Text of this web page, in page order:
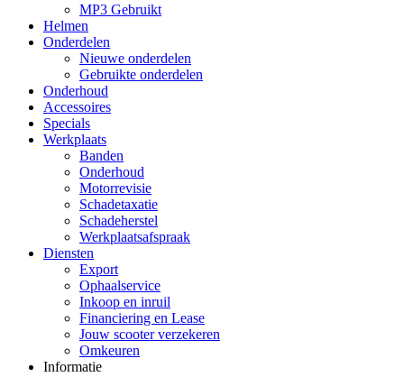
MP3 Gebruikt
Helmen
Onderdelen
Nieuwe onderdelen
Gebruikte onderdelen
Onderhoud
Accessoires
Specials
Werkplaats
Banden
Onderhoud
Motorrevisie
Schadetaxatie
Schadeherstel
Werkplaatsafspraak
Diensten
Export
Ophaalservice
Inkoop en inruil
Financiering en Lease
Jouw scooter verzekeren
Omkeuren
Informatie